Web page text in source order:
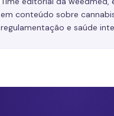
em conteúdo sobre
regulamentação e saúde